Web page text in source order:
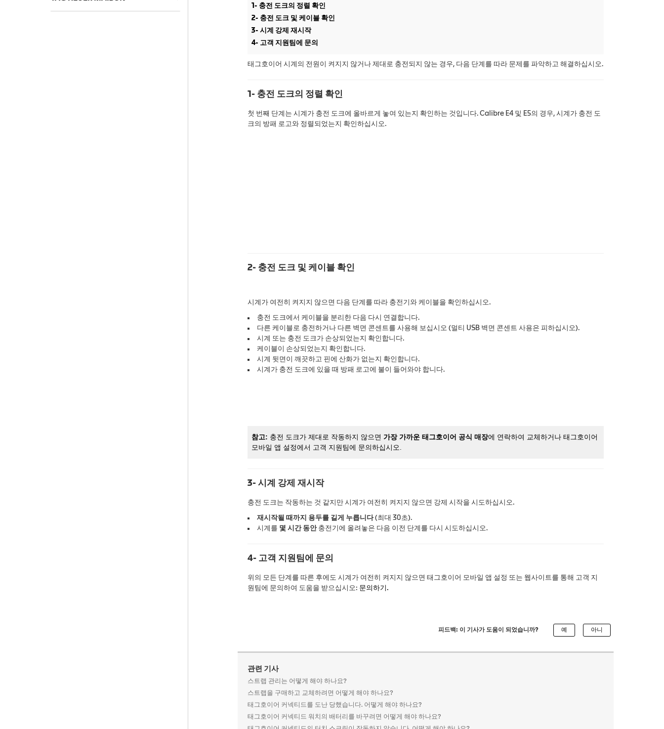
1- 충전 도크의 정렬 확인
2- 충전 도크 및 케이블 확인
3- 시계 강제 재시작
4- 고객 지원팀에 문의
태그호이어 시계의 전원이 켜지지 않거나 제대로 충전되지 않는 경우, 다음 단계를 따라 문제를 파악하고 해결하십시오.
1- 충전 도크의 정렬 확인
첫 번째 단계는 시계가 충전 도크에 올바르게 놓여 있는지 확인하는 것입니다. Calibre E4 및 E5의 경우, 시계가 충전 도
크의 방패 로고와 정렬되었는지 확인하십시오.
2- 충전 도크 및 케이블 확인
시계가 여전히 켜지지 않으면 다음 단계를 따라 충전기와 케이블을 확인하십시오.
충전 도크에서 케이블을 분리한 다음 다시 연결합니다.
다른 케이블로 충전하거나 다른 벽면 콘센트를 사용해 보십시오 (멀티 USB 벽면 콘센트 사용은 피하십시오).
시계 또는 충전 도크가 손상되었는지 확인합니다.
케이블이 손상되었는지 확인합니다.
시계 뒷면이 깨끗하고 핀에 산화가 없는지 확인합니다.
시계가 충전 도크에 있을 때 방패 로고에 불이 들어와야 합니다.
참고: 충전 도크가 제대로 작동하지 않으면 가장 가까운 태그호이어 공식 매장에 연락하여 교체하거나 태그호이어
모바일 앱 설정에서 고객 지원팀에 문의하십시오.
3- 시계 강제 재시작
충전 도크는 작동하는 것 같지만 시계가 여전히 켜지지 않으면 강제 시작을 시도하십시오.
재시작될 때까지 용두를 길게 누릅니다(최대 30초).
시계를 몇 시간 동안충전기에 올려놓은 다음 이전 단계를 다시 시도하십시오.
4- 고객 지원팀에 문의
위의 모든 단계를 따른 후에도 시계가 여전히 켜지지 않으면 태그호이어 모바일 앱 설정 또는 웹사이트를 통해 고객 지
원팀에 문의하여 도움을 받으십시오: 문의하기.
피드백: 이 기사가 도움이 되었습니까?
관련 기사
스트랩 관리는 어떻게 해야 하나요?
스트랩을 구매하고 교체하려면 어떻게 해야 하나요?
태그호이어 커넥티드를 도난 당했습니다. 어떻게 해야 하나요?
태그호이어 커넥티드 워치의 배터리를 바꾸려면 어떻게 해야 하나요?